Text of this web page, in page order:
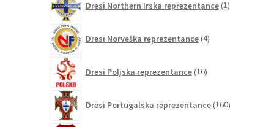
Dresi Northern Irska reprezentance 1izdelek
Dresi Norveška reprezentance 4izdelki
Dresi Poljska reprezentance 16izdelkov
Dresi Portugalska reprezentance 160izdelkov